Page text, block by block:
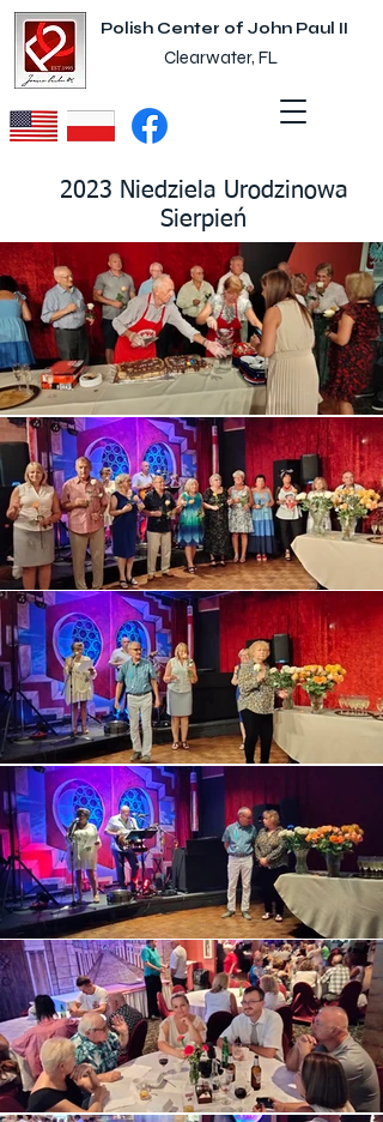
Polish Center of John Paul II
Clearwater, FL
2023 Niedziela Urodzinowa
Sierpień